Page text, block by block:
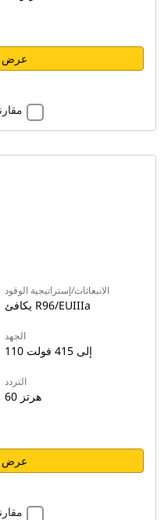
عرض
الانبعاثات/إستراتيجية الوقود
يكافئ R96/EUIIIa
الجهد
110 إلى 415 فولت
التردد
60 هرتز
عرض